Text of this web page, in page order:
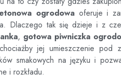
ogrodowaoferuje i
Dlaczego tak się dzieje i z
, gotowa piwniczka
jej umieszczenie pod
smakowych na języku i
i rozkładu.